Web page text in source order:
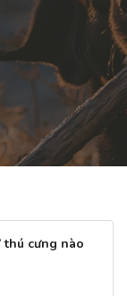
thú cưng nào